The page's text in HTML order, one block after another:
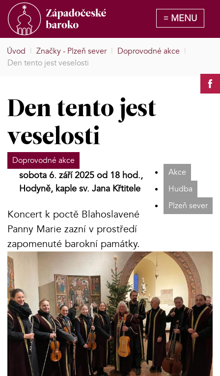
Úvod | Značky - Plzeň sever | Doprovodné akce |
Den tento jest veselosti
Den tento jest
veselosti
Doprovodné akce
Akce
Hudba
Plzeň sever
sobota 6. září 2025 od 18 hod.,
Hodyně, kaple sv. Jana Křtitele
Koncert k poctě Blahoslavené
Panny Marie zazní v prostředí
zapomenuté barokní památky.